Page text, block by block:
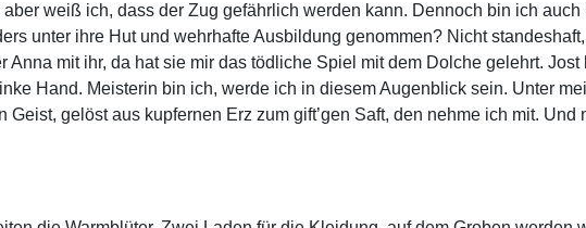
weiß ich, dass der Zug gefährlich werden kann. Dennoch bin ich auch
unter ihre Hut und wehrhafte Ausbildung genommen? Nicht
mit ihr, da hat sie mir das tödliche Spiel mit dem Dolche gelehrt.
Hand. Meisterin bin ich, werde ich in diesem Augenblick sein. Unter
gelöst aus kupfernen Erz zum gift’gen Saft, den nehme ich mit.